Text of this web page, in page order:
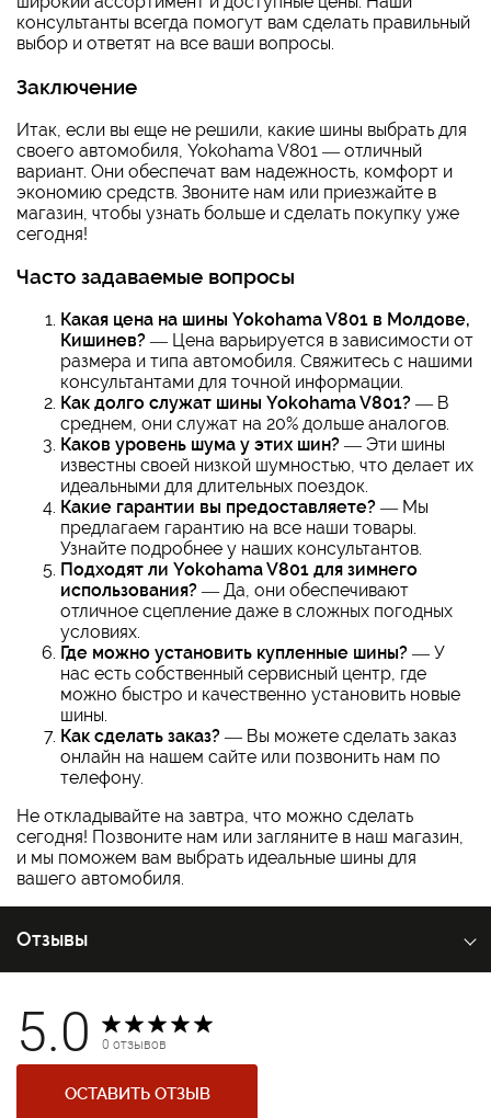
консультанты всегда помогут вам сделать правильный
выбор и ответят на все ваши вопросы.
Заключение
Итак, если вы еще не решили, какие шины выбрать для
своего автомобиля, Yokohama V801 — отличный
вариант. Они обеспечат вам надежность, комфорт и
экономию средств. Звоните нам или приезжайте в
магазин, чтобы узнать больше и сделать покупку уже
сегодня!
Часто задаваемые вопросы
Какая цена на шины Yokohama V801 в Молдове,
Кишинев? — Цена варьируется в зависимости от
размера и типа автомобиля. Свяжитесь с нашими
консультантами для точной информации.
Как долго служат шины Yokohama V801? — В
среднем, они служат на 20% дольше аналогов.
Каков уровень шума у этих шин? — Эти шины
известны своей низкой шумностью, что делает их
идеальными для длительных поездок.
Какие гарантии вы предоставляете? — Мы
предлагаем гарантию на все наши товары.
Узнайте подробнее у наших консультантов.
Подходят ли Yokohama V801 для зимнего
использования? — Да, они обеспечивают
отличное сцепление даже в сложных погодных
условиях.
Где можно установить купленные шины? — У
нас есть собственный сервисный центр, где
можно быстро и качественно установить новые
шины.
Как сделать заказ? — Вы можете сделать заказ
онлайн на нашем сайте или позвонить нам по
телефону.
Не откладывайте на завтра, что можно сделать
сегодня! Позвоните нам или загляните в наш магазин,
и мы поможем вам выбрать идеальные шины для
вашего автомобиля.
Отзывы
5.0 0 отзывов
ОСТАВИТЬ ОТЗЫВ